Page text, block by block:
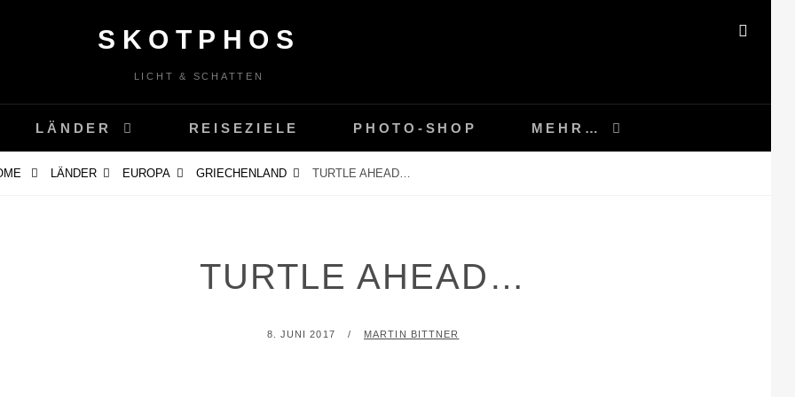
SKOTPHOS
LICHT & SCHATTEN
LÄNDER REISEZIELE PHOTO-SHOP MEHR…
LÄNDER EUROPA GRIECHENLAND TURTLE AHEAD…
TURTLE AHEAD…
POSTED
8. JUNI 2017 BY
MARTIN BITTNER